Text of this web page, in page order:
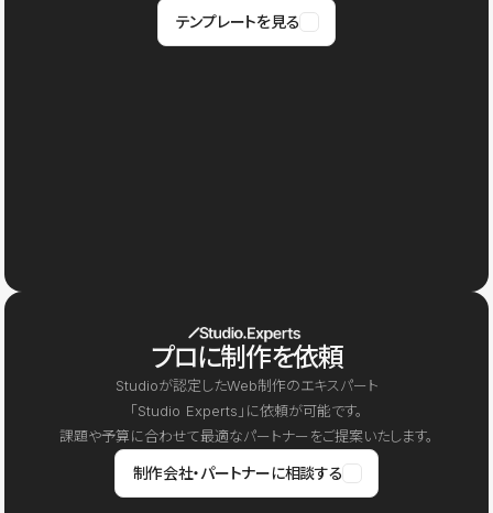
テンプレートを見る
プロに制作を依頼
Studioが認定したWeb制作のエキスパート
「Studio Experts」に依頼が可能です。
課題や予算に合わせて最適なパートナーをご提案いたします。
制作会社・パートナーに相談する